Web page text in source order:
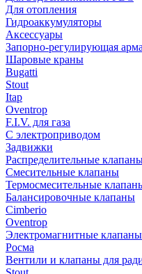
Для отопления
Гидроаккумуляторы
Аксессуары
Запорно-регулирующая
Шаровые краны
Bugatti
Stout
Itap
Oventrop
F.I.V. для газа
С электроприводом
Задвижки
Распределительные
Cмесительные клапаны
Термосмесительные
Балансировочные клапаны
Cimberio
Oventrop
Электромагнитные клапаны
Росма
Вентили и клапаны для